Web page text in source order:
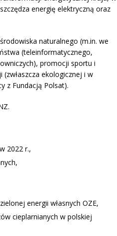
energię elektryczną oraz
naturalnego (m.in. we
(teleinformatycznego,
promocji sportu i
ekologicznej i w
z Fundacją Polsat).
2022 r.,
energii własnych OZE,
cieplarnianych w polskiej